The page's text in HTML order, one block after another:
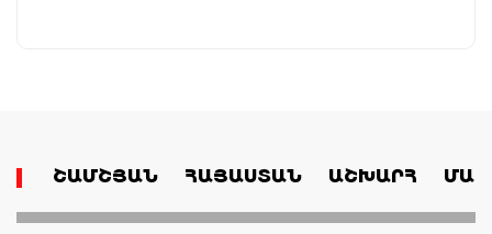
ՇԱՄՇՅԱՆ ՀԱՅԱՍՏԱՆ ԱՇԽԱՐՀ